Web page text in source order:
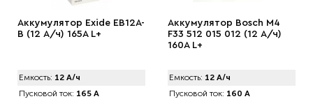
Аккумулятор Exide EB12A-
B (12 А/ч) 165A L+
Емкость: 12 А/ч
Пусковой ток: 165 А
Аккумулятор Bosch M4
F33 512 015 012 (12 А/ч)
160A L+
Емкость: 12 А/ч
Пусковой ток: 160 А